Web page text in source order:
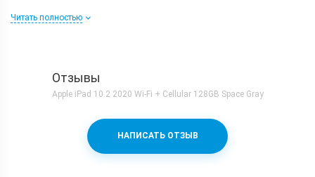
Количество ядер
Процессор Apple A12 Bionic
720p 30fps
Читать полностью
Отзывы
Apple iPad 10.2 2020 Wi-Fi + Cellular 128GB Space Gray
НАПИСАТЬ ОТЗЫВ